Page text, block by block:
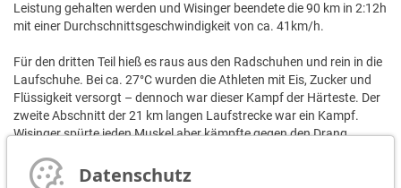
Leistung gehalten werden und Wisinger beendete die 90 km in 2:12h
mit einer Durchschnittsgeschwindigkeit von ca. 41km/h.
Für den dritten Teil hieß es raus aus den Radschuhen und rein in die
Laufschuhe. Bei ca. 27°C wurden die Athleten mit Eis, Zucker und
Flüssigkeit versorgt – dennoch war dieser Kampf der Härteste. Der
zweite Abschnitt der 21 km langen Laufstrecke war ein Kampf.
Wisinger spürte jeden Muskel aber kämpfte gegen den Drang
Datenschutz